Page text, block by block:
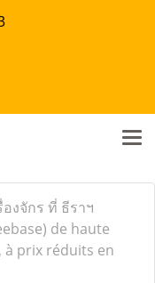
งจักร ที่ ธีราฯ
de haute
à prix réduits en